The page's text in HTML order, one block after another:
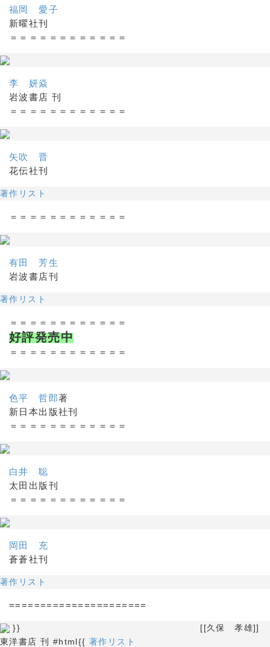
福岡 愛子
新曜社刊
＝＝＝＝＝＝＝＝＝＝＝＝
李 妍焱
岩波書店 刊
＝＝＝＝＝＝＝＝＝＝＝＝
矢吹 晋
花伝社刊
著作リスト
＝＝＝＝＝＝＝＝＝＝＝＝
有田 芳生
岩波書店刊
著作リスト
＝＝＝＝＝＝＝＝＝＝＝＝
好評発売中
＝＝＝＝＝＝＝＝＝＝＝＝
色平 哲郎著
新日本出版社刊
＝＝＝＝＝＝＝＝＝＝＝＝
白井 聡
太田出版刊
＝＝＝＝＝＝＝＝＝＝＝＝
岡田 充
蒼蒼社刊
著作リスト
======================
}} [[久保 孝雄]]
東洋書店 刊 #html{{ 著作リスト